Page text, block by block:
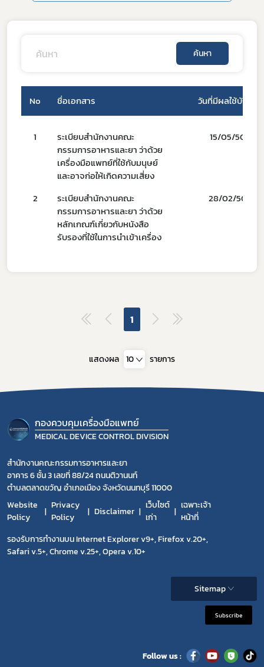
ค้นหา
No ชื่อเอกสาร วันที่มีผลใช้บังคับ
1
ระเบียบสำนักงานคณะ
กรรมการอาหารและยา ว่าด้วย
เครื่องมือแพทย์ที่ใช้กับมนุษย์
และอาจก่อให้เกิดความเสี่ยง
15/05/50
2
ระเบียบสำนักงานคณะ
กรรมการอาหารและยา ว่าด้วย
หลักเกณฑ์เกี่ยวกับหนังสือ
รับรองที่ใช้ในการนำเข้าเครื่อง
28/02/50
1
แสดงผล 10 รายการ
กองควบคุมเครื่องมือแพทย์
MEDICAL DEVICE CONTROL DIVISION
สำนักงานคณะกรรมการอาหารและยา
อาคาร 6 ชั้น 3 เลขที่ 88/24 ถนนติวานนท์
ตำบลตลาดขวัญ อำเภอเมือง จังหวัดนนทบุรี 11000
Website
Policy
Privacy
Policy
Disclaimer
เว็บไซต์
เก่า
เฉพาะเจ้า
หน้าที่
รองรับการทำงานบน Internet Explorer v9+, Firefox v.20+,
Safari v.5+, Chrome v.25+, Opera v.10+
Sitemap
Subscribe
Follow us :
เลือกหัวข้อที่ท่านต้องการ Subscribe
ข่าวประชาสัมพันธ์ทั่วไป